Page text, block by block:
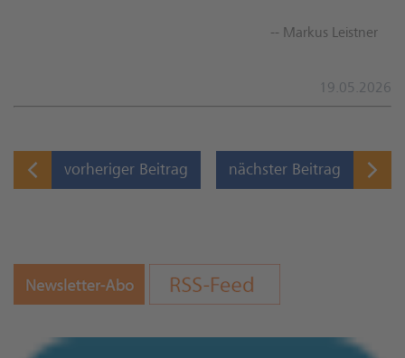
-- Markus Leistner
19.05.2026
vorheriger Beitrag nächster Beitrag